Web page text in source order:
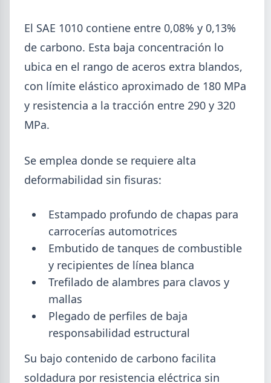
UOM 2026-08-04
Paritaria UOM agosto 2026: sin
acuerdo, siguen vigentes los
valores de abril
IMGR $1.036.390.
El SAE 1010 contiene entre 0,08% y 0,13%
de carbono. Esta baja concentración lo
ubica en el rango de aceros extra blandos,
con límite elástico aproximado de 180 MPa
y resistencia a la tracción entre 290 y 320
MPa.
Se emplea donde se requiere alta
deformabilidad sin fisuras:
Estampado profundo de chapas para
carrocerías automotrices
Embutido de tanques de combustible
y recipientes de línea blanca
Trefilado de alambres para clavos y
mallas
Plegado de perfiles de baja
responsabilidad estructural
Su bajo contenido de carbono facilita
soldadura por resistencia eléctrica sin